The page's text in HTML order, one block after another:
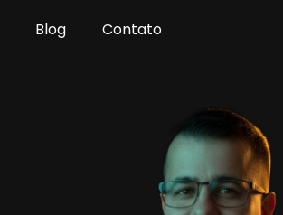
Blog Contato